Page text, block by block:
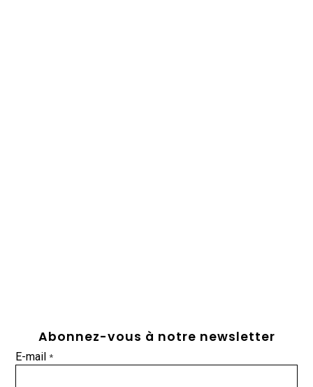
Abonnez-vous à notre newsletter
E-mail*